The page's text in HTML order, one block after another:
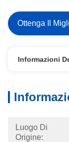
Ottenga Il
Informazioni
Luogo Di
Origine: